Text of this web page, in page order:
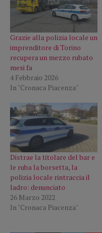
Grazie alla polizia locale un
imprenditore di Torino
recupera un mezzo rubato
mesi fa
4 Febbraio 2026
In "Cronaca Piacenza"
Distrae la titolare del bar e
le ruba la borsetta, la
polizia locale rintraccia il
ladro: denunciato
26 Marzo 2022
In "Cronaca Piacenza"